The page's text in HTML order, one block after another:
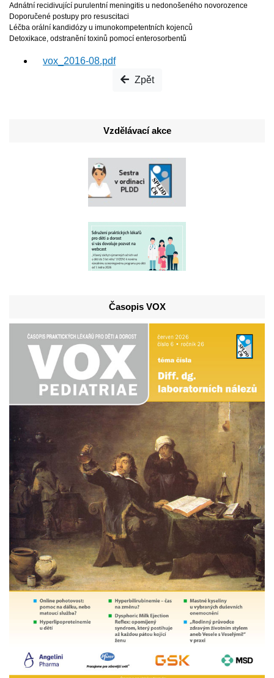
Adnátní recidivující purulentní meningitis u nedonošeného novorozence
Doporučené postupy pro resuscitaci
Léčba orální kandidózy u imunokompetentních kojenců
Detoxikace, odstranění toxinů pomocí enterosorbentů
vox_2016-08.pdf
Zpět
Vzdělávací akce
Časopis VOX